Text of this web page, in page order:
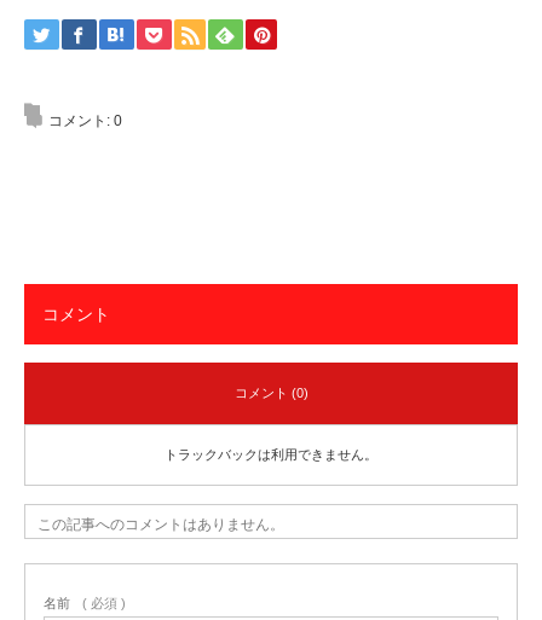
コメント: 0
コメント
コメント (0)
トラックバックは利用できません。
この記事へのコメントはありません。
名前 ( 必須 )